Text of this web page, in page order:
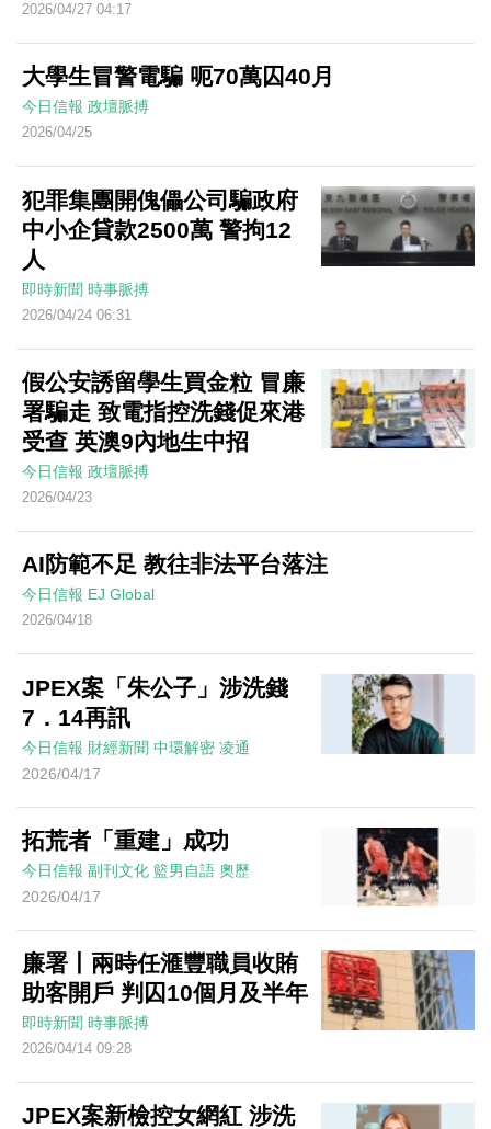
2026/04/27 04:17
大學生冒警電騙 呃70萬囚40月
今日信報 政壇脈搏
2026/04/25
犯罪集團開傀儡公司騙政府
中小企貸款2500萬 警拘12
人
即時新聞 時事脈搏
2026/04/24 06:31
假公安誘留學生買金粒 冒廉
署騙走 致電指控洗錢促來港
受查 英澳9內地生中招
今日信報 政壇脈搏
2026/04/23
AI防範不足 教往非法平台落注
今日信報 EJ Global
2026/04/18
JPEX案「朱公子」涉洗錢
7．14再訊
今日信報 財經新聞 中環解密 凌通
2026/04/17
拓荒者「重建」成功
今日信報 副刊文化 籃男自語 奧歷
2026/04/17
廉署丨兩時任滙豐職員收賄
助客開戶 判囚10個月及半年
即時新聞 時事脈搏
2026/04/14 09:28
JPEX案新檢控女網紅 涉洗